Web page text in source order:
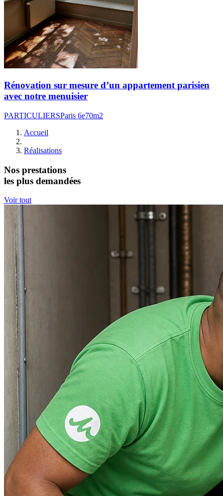
Rénovation sur mesure d’un appartement parisien
avec notre menuisier
PARTICULIERSParis 6e70m2
Accueil
Réalisations
Nos prestations
les plus demandées
Voir tout